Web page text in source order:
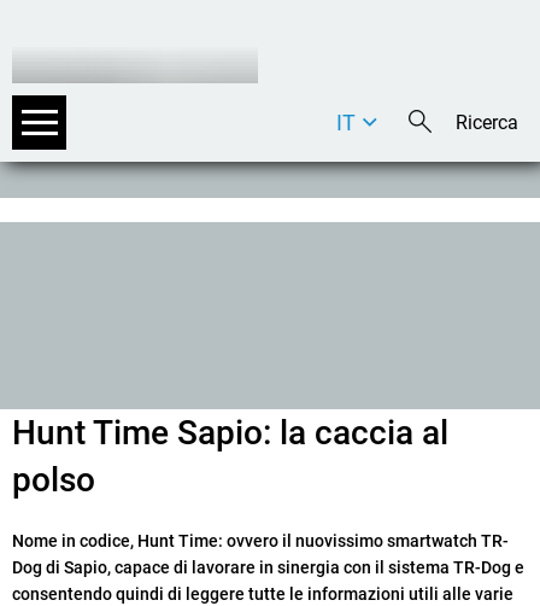
DE
IT
Hunt Time Sapio: la caccia al
polso
Nome in codice, Hunt Time: ovvero il nuovissimo smartwatch TR-
Dog di Sapio, capace di lavorare in sinergia con il sistema TR-Dog e
consentendo quindi di leggere tutte le informazioni utili alle varie